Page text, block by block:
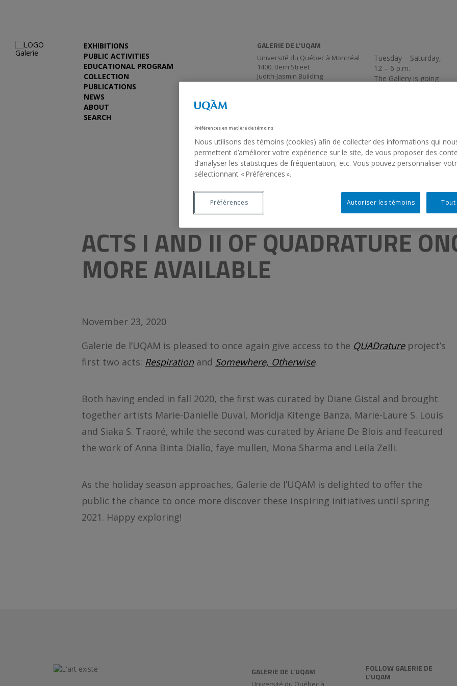
EXHIBITIONS
PUBLIC ACTIVITIES
EDUCATIONAL PROGRAM
COLLECTION
PUBLICATIONS
NEWS
ABOUT
SEARCH
GALERIE DE L’UQAM
Université du Québec à Montréal
1400, Berri Street
Judith-Jasmin Building
Tuesday – Saturday,
12 – 6 p.m.
The Gallery is going
ACTS I AND II OF QUADRATURE
MORE AVAILABLE
November 23, 2020
Galerie de l’UQAM is pleased to once again give access to the QUADratureproject’s
first two acts: Respirationand Somewhere, Otherwise.
Both having ended in fall 2020, the first was curated by Diane Gistal and brought
together artists Marie-Danielle Duval, Moridja Kitenge Banza, Marie-Laure S. Louis
and Siaka S. Traoré, while the second was curated by Ariane De Blois and featured
the work of Anna Binta Diallo, faye mullen, Mona Sharma and Leila Zelli.
As the holiday season approaches, Galerie de l’UQAM is delighted to offer the
public the chance to once more discover these inspiring initiatives until spring
2021. Happy exploring!
GALERIE DE L’UQAM
Université du Québec à
FOLLOW GALERIE DE
L'UQAM
Préférences en matière de témoins
Nous utilisons des témoins (cookies) afin de collecter des informations qui
permettent d’améliorer votre expérience sur le site, de vous proposer des
d’analyser les statistiques de fréquentation, etc. Vous pouvez personnaliser
sélectionnant « Préférences ».
Autoriser les témoins
Préférences